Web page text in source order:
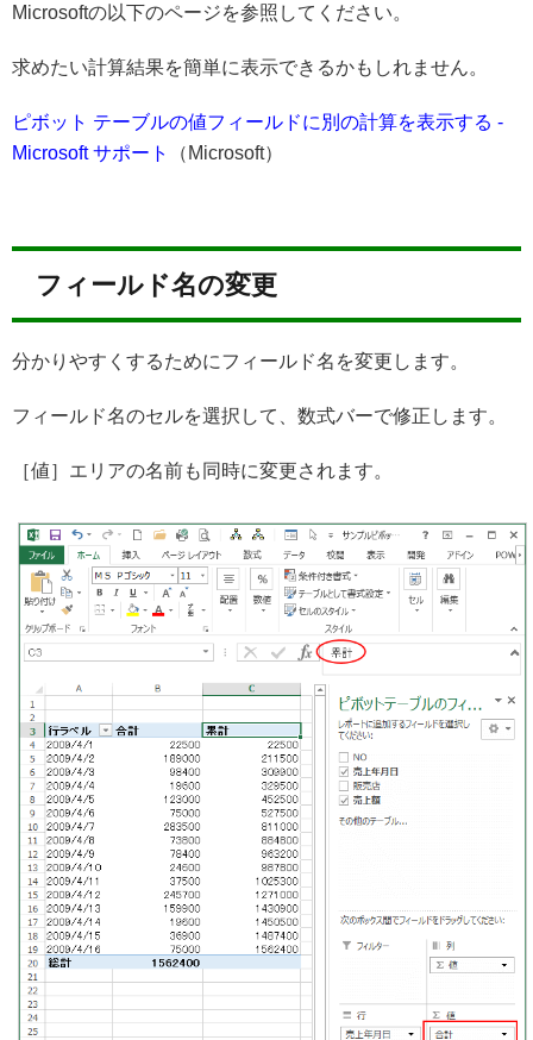
Microsoftの以下のページを参照してください。
求めたい計算結果を簡単に表示できるかもしれません。
ピボット テーブルの値フィールドに別の計算を表示する -
Microsoft サポート
（Microsoft）
フィールド名の変更
分かりやすくするためにフィールド名を変更します。
フィールド名のセルを選択して、数式バーで修正します。
［値］エリアの名前も同時に変更されます。